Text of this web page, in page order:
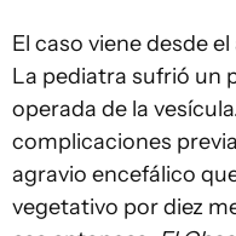
El caso viene desde
La pediatra sufrió un
operada de la
complicaciones
agravio encefálico
vegetativo por diez